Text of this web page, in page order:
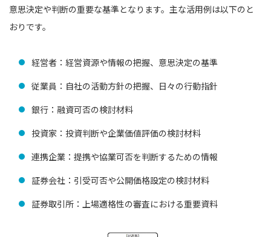
意思決定や判断の重要な基準となります。主な活用例は以下のと
おりです。
経営者：経営資源や情報の把握、意思決定の基準
従業員：自社の活動方針の把握、日々の行動指針
銀行：融資可否の検討材料
投資家：投資判断や企業価値評価の検討材料
連携企業：提携や協業可否を判断するための情報
証券会社：引受可否や公開価格設定の検討材料
証券取引所：上場適格性の審査における重要資料